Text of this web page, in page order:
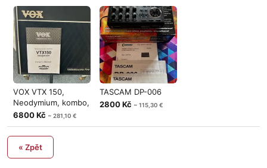
VOX VTX 150,
Neodymium, kombo,
6800 Kč ~ 281,10 €
TASCAM DP-006
2800 Kč ~ 115,30 €
« Zpět